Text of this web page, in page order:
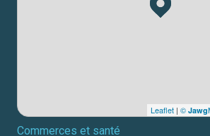
Leaflet | © Jawg
Commerces et santé